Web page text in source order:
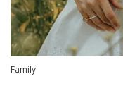
Family